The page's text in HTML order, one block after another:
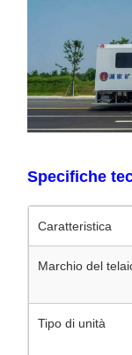
Specifiche
Caratteristica
Marchio del
Tipo di unità